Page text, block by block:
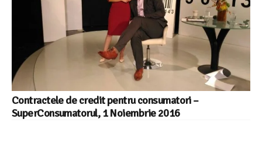
Contractele de credit pentru consumatori –
SuperConsumatorul, 1 Noiembrie 2016